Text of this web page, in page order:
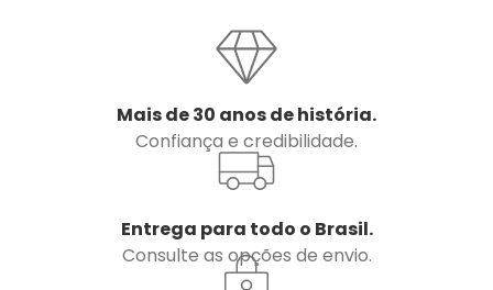
Mais de 30 anos de história.
Confiança e credibilidade.
Entrega para todo o Brasil.
Consulte as opções de envio.